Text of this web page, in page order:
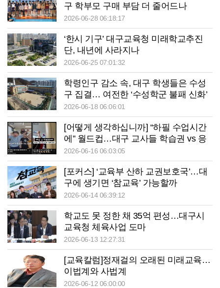
구 학부모 구매 부담 더 줄어드나
2026-06-28 06:18:17
‘한시 기구’ 대구교육청 미래학교추진
단, 내년에 사라지나
2026-06-25 07:01:32
학령인구 감소 속, 대구 학생들은 수성
구 집결… 여전한 ‘수성학군 불패 신화’
2026-06-18 06:06:01
[어떻게 생각하십니까] “하필 수업시간
에” 월드컵…대구 교사들 학습권 vs 응
원 고민
2026-06-16 06:03:05
[포커스] ‘교육부 산하 교권보호국’…대
구에 생기면 ‘참교육’ 가능할까
2026-06-14 06:39:12
학교도 못 정한 채 35억 편성…대구시
교육청 체육사업 도마
2026-06-13 12:27:31
[교육칼럼]정재걸의 오래된 미래교육…
이법계와 사법계
2026-06-12 06:00:00